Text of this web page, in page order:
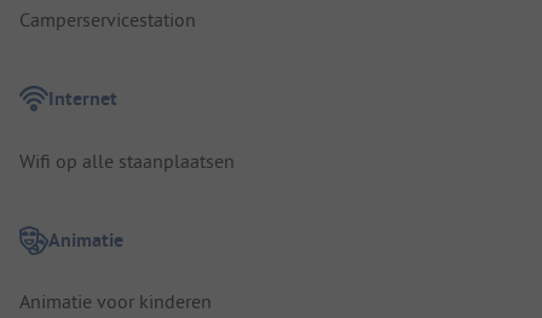
Camperservicestation
Internet
Wifi op alle staanplaatsen
Animatie
Animatie voor kinderen